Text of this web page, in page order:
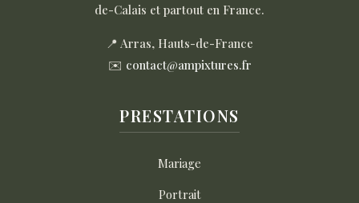
de-Calais et partout en France.
📍 Arras, Hauts-de-France
✉️ contact@ampixtures.fr
PRESTATIONS
Mariage
Portrait